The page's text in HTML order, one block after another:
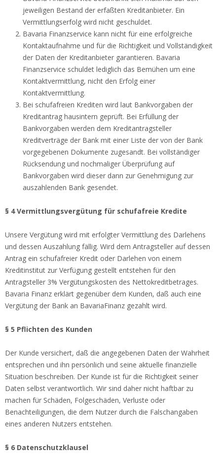
jeweiligen Bestand der erfaßten Kreditanbieter. Ein
Vermittlungserfolg wird nicht geschuldet.
Bavaria Finanzservice kann nicht für eine erfolgreiche
Kontaktaufnahme und für die Richtigkeit und Vollständigkeit
der Daten der Kreditanbieter garantieren. Bavaria
Finanzservice schuldet lediglich das Bemühen um eine
Kontaktvermittlung, nicht den Erfolg einer
Kontaktvermittlung.
Bei schufafreien Krediten wird laut Bankvorgaben der
Kreditantrag hausintern geprüft. Bei Erfüllung der
Bankvorgaben werden dem Kreditantragsteller
Kreditverträge der Bank mit einer Liste der von der Bank
vorgegebenen Dokumente zugesandt. Bei vollständiger
Rücksendung und nochmaliger Überprüfung auf
Bankvorgaben wird dieser dann zur Genehmigung zur
auszahlenden Bank gesendet.
§ 4 Vermittlungsvergütung für schufafreie Kredite
Unsere Vergütung wird mit erfolgter Vermittlung des Darlehens
und dessen Auszahlung fällig. Wird dem Antragsteller auf dessen
Antrag ein schufafreier Kredit oder Darlehen von einem
Kreditinstitut zur Verfügung gestellt entstehen für den
Antragsteller 3% Vergütungskosten des Nettokreditbetrages.
Bavaria Finanz erklärt gegenüber dem Kunden, daß auch eine
Vergütung der Bank an BavariaFinanz gezahlt wird.
§ 5 Pflichten des Kunden
Der Kunde versichert, daß die angegebenen Daten der Wahrheit
entsprechen und ihn persönlich und seine aktuelle finanzielle
Situation beschreiben. Der Kunde ist für die Richtigkeit seiner
Daten selbst verantwortlich. Wir sind daher nicht haftbar zu
machen für Schäden, Folgeschäden, Verluste oder
Benachteiligungen, die dem Nutzer durch die Falschangaben
eines anderen Nutzers entstehen.
§ 6 Datenschutzklausel